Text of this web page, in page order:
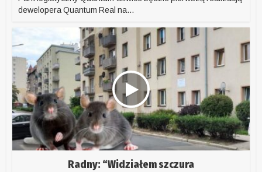
dewelopera Quantum Real na...
Radny: “Widziałem szczura